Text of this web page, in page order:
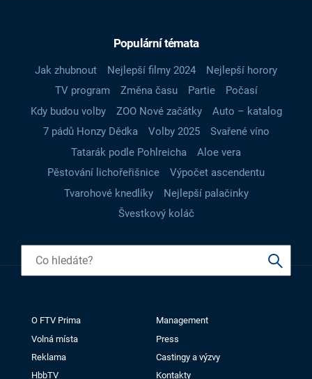
Populární témata
Jak zhubnout Nejlepší filmy 2024
Nejlepší horory
TV program
Změna času Partie
Počasí
Kdy budou volby
ZOO Nové začátky
Auto – katalog
7 pádů Honzy Dědka
Volby 2025
Svařené víno
Tatarák podle Pohlreicha
Aloe vera
Pěstování lichořeřišnice
Výpočet ascendentu
Tvarohové knedlíky
Nejlepší palačinky
Švestkový koláč
O FTV Prima
Management
Volná místa
Press
Reklama
Castingy a výzvy
HbbTV
Kontakty